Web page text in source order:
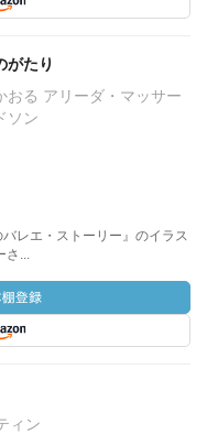
がたり
おる アリーダ・マッサー
ソン
レエ・ストーリー』のイラス
さ...
ィン